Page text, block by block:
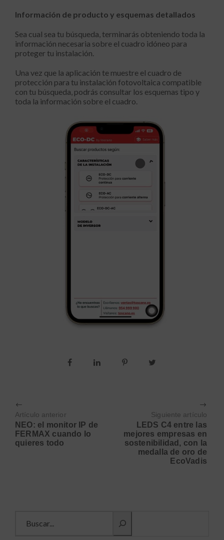
Información de producto y esquemas detallados
Sea cual sea tu búsqueda, terminarás obteniendo toda la
información necesaria sobre el cuadro idóneo para
proteger tu instalación.
Una vez que la aplicación te muestre el cuadro de
protección para tu instalación fotovoltaica compatible
con tu búsqueda, podrás consultar los esquemas tipo y
toda la información sobre el cuadro.
Artículo anterior
NEO: el monitor IP de
FERMAX cuando lo
quieres todo
Siguiente artículo
LEDS C4 entre las
mejores empresas en
sostenibilidad, con la
medalla de oro de
EcoVadis